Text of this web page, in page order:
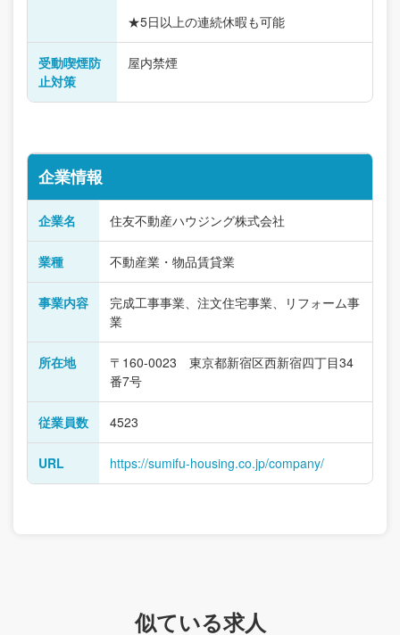
★5日以上の連続休暇も可能
受動喫煙防
止対策
屋内禁煙
企業情報
企業名 住友不動産ハウジング株式会社
業種 不動産業・物品賃貸業
事業内容
完成工事事業、注文住宅事業、リフォーム事
業
所在地
〒160-0023 東京都新宿区西新宿四丁目34
番7号
従業員数 4523
URL https://sumifu-housing.co.jp/company/
似ている求人